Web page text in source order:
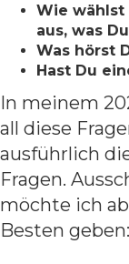
Wie wählst
aus, was
Was hörst
Hast Du
In meinem
all diese
ausführlich
Fragen.
möchte ich
Besten geben: